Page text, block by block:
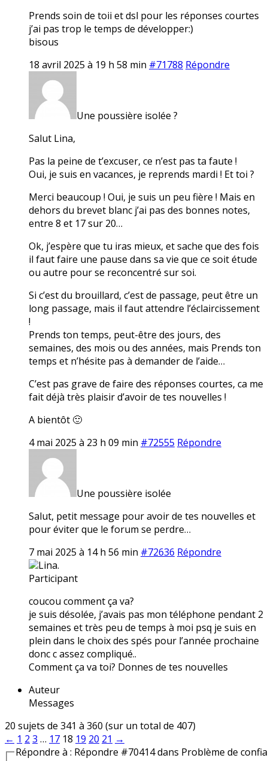
Prends soin de toii et dsl pour les réponses courtes
j’ai pas trop le temps de développer:)
bisous
18 avril 2025 à 19 h 58 min #71788 Répondre
Une poussière isolée ?
Salut Lina,
Pas la peine de t’excuser, ce n’est pas ta faute !
Oui, je suis en vacances, je reprends mardi ! Et toi ?
Merci beaucoup ! Oui, je suis un peu fière ! Mais en
dehors du brevet blanc j’ai pas des bonnes notes,
entre 8 et 17 sur 20…
Ok, j’espère que tu iras mieux, et sache que des fois
il faut faire une pause dans sa vie que ce soit étude
ou autre pour se reconcentré sur soi.
Si c’est du brouillard, c’est de passage, peut être un
long passage, mais il faut attendre l’éclaircissement
!
Prends ton temps, peut-être des jours, des
semaines, des mois ou des années, mais Prends ton
temps et n’hésite pas à demander de l’aide…
C’est pas grave de faire des réponses courtes, ca me
fait déjà très plaisir d’avoir de tes nouvelles !
A bientôt 🙂
4 mai 2025 à 23 h 09 min #72555 Répondre
Une poussière isolée
Salut, petit message pour avoir de tes nouvelles et
pour éviter que le forum se perdre…
7 mai 2025 à 14 h 56 min #72636 Répondre
Lina.
Participant
coucou comment ça va?
je suis désolée, j’avais pas mon téléphone pendant 2
semaines et très peu de temps à moi psq je suis en
plein dans le choix des spés pour l’année prochaine
donc c assez compliqué..
Comment ça va toi? Donnes de tes nouvelles
Auteur
Messages
20 sujets de 341 à 360 (sur un total de 407)
← 1 2 3 … 17 18 19 20 21 →
Répondre à : Répondre #70414 dans Problème de